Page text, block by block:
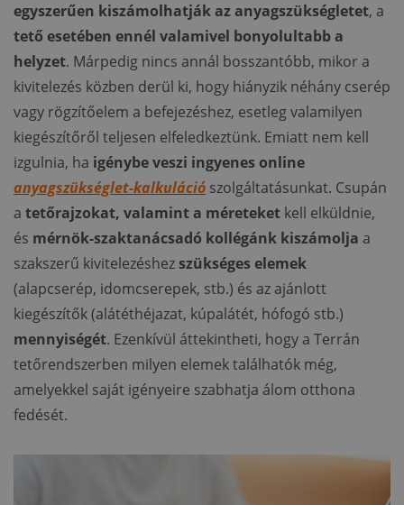
egyszerűen kiszámolhatják az anyagszükségletet, a
tető esetében ennél valamivel bonyolultabb a
helyzet. Márpedig nincs annál bosszantóbb, mikor a
kivitelezés közben derül ki, hogy hiányzik néhány cserép
vagy rögzítőelem a befejezéshez, esetleg valamilyen
kiegészítőről teljesen elfeledkeztünk. Emiatt nem kell
izgulnia, ha igénybe veszi ingyenes online
anyagszükséglet-kalkuláció szolgáltatásunkat. Csupán
a tetőrajzokat, valamint a méreteket kell elküldnie,
és mérnök-szaktanácsadó kollégánk kiszámolja a
szakszerű kivitelezéshezszükséges elemek
(alapcserép, idomcserepek, stb.) és az ajánlott
kiegészítők (alátéthéjazat, kúpalátét, hófogó stb.)
mennyiségét. Ezenkívül áttekintheti, hogy a Terrán
tetőrendszerben milyen elemek találhatók még,
amelyekkel saját igényeire szabhatja álom otthona
fedését.